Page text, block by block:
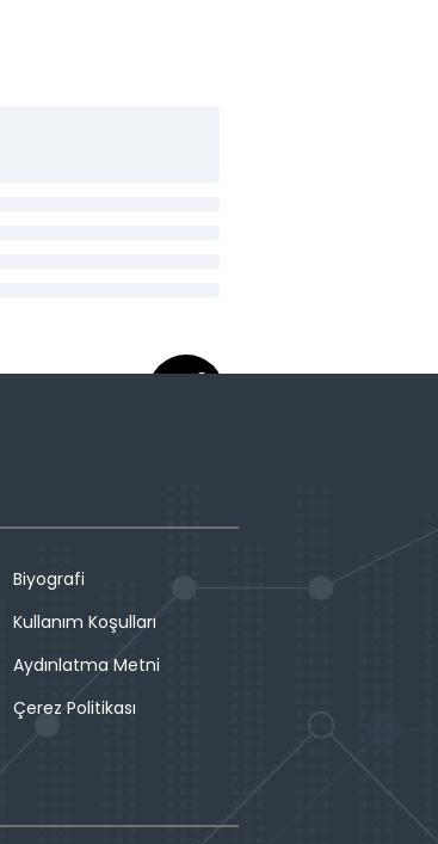
Biyografi
Kullanım Koşulları
Aydınlatma Metni
Çerez Politikası